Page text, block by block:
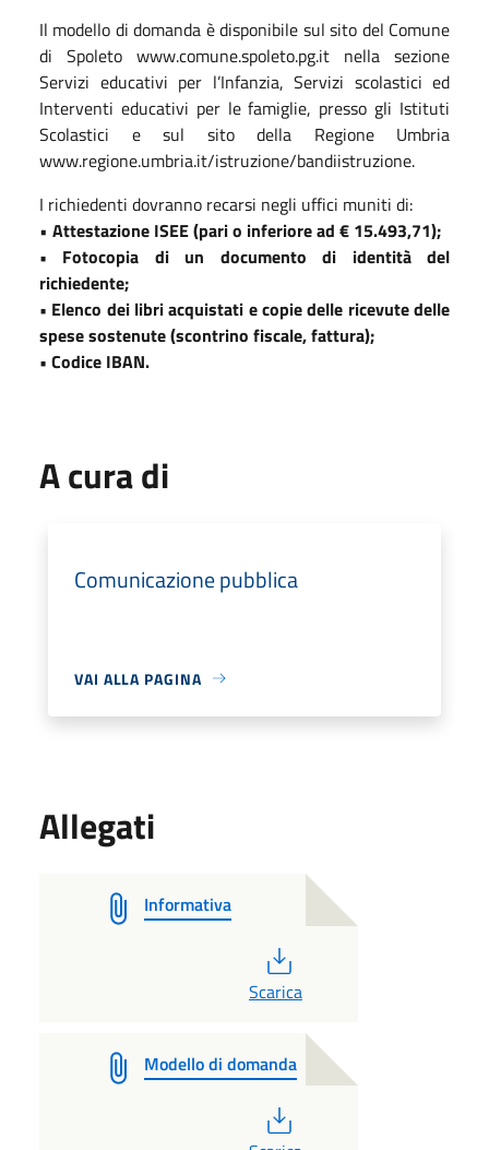
Il modello di domanda è disponibile sul sito del Comune
di Spoleto www.comune.spoleto.pg.it nella sezione
Servizi educativi per l’Infanzia, Servizi scolastici ed
Interventi educativi per le famiglie, presso gli Istituti
Scolastici e sul sito della Regione Umbria
www.regione.umbria.it/istruzione/bandiistruzione.
I richiedenti dovranno recarsi negli uffici muniti di:
• Attestazione ISEE (pari o inferiore ad € 15.493,71);
• Fotocopia di un documento di identità del
richiedente;
• Elenco dei libri acquistati e copie delle ricevute delle
spese sostenute (scontrino fiscale, fattura);
• Codice IBAN.
A cura di
Comunicazione pubblica
VAI ALLA PAGINA
Allegati
Informativa
Scarica
Modello di domanda